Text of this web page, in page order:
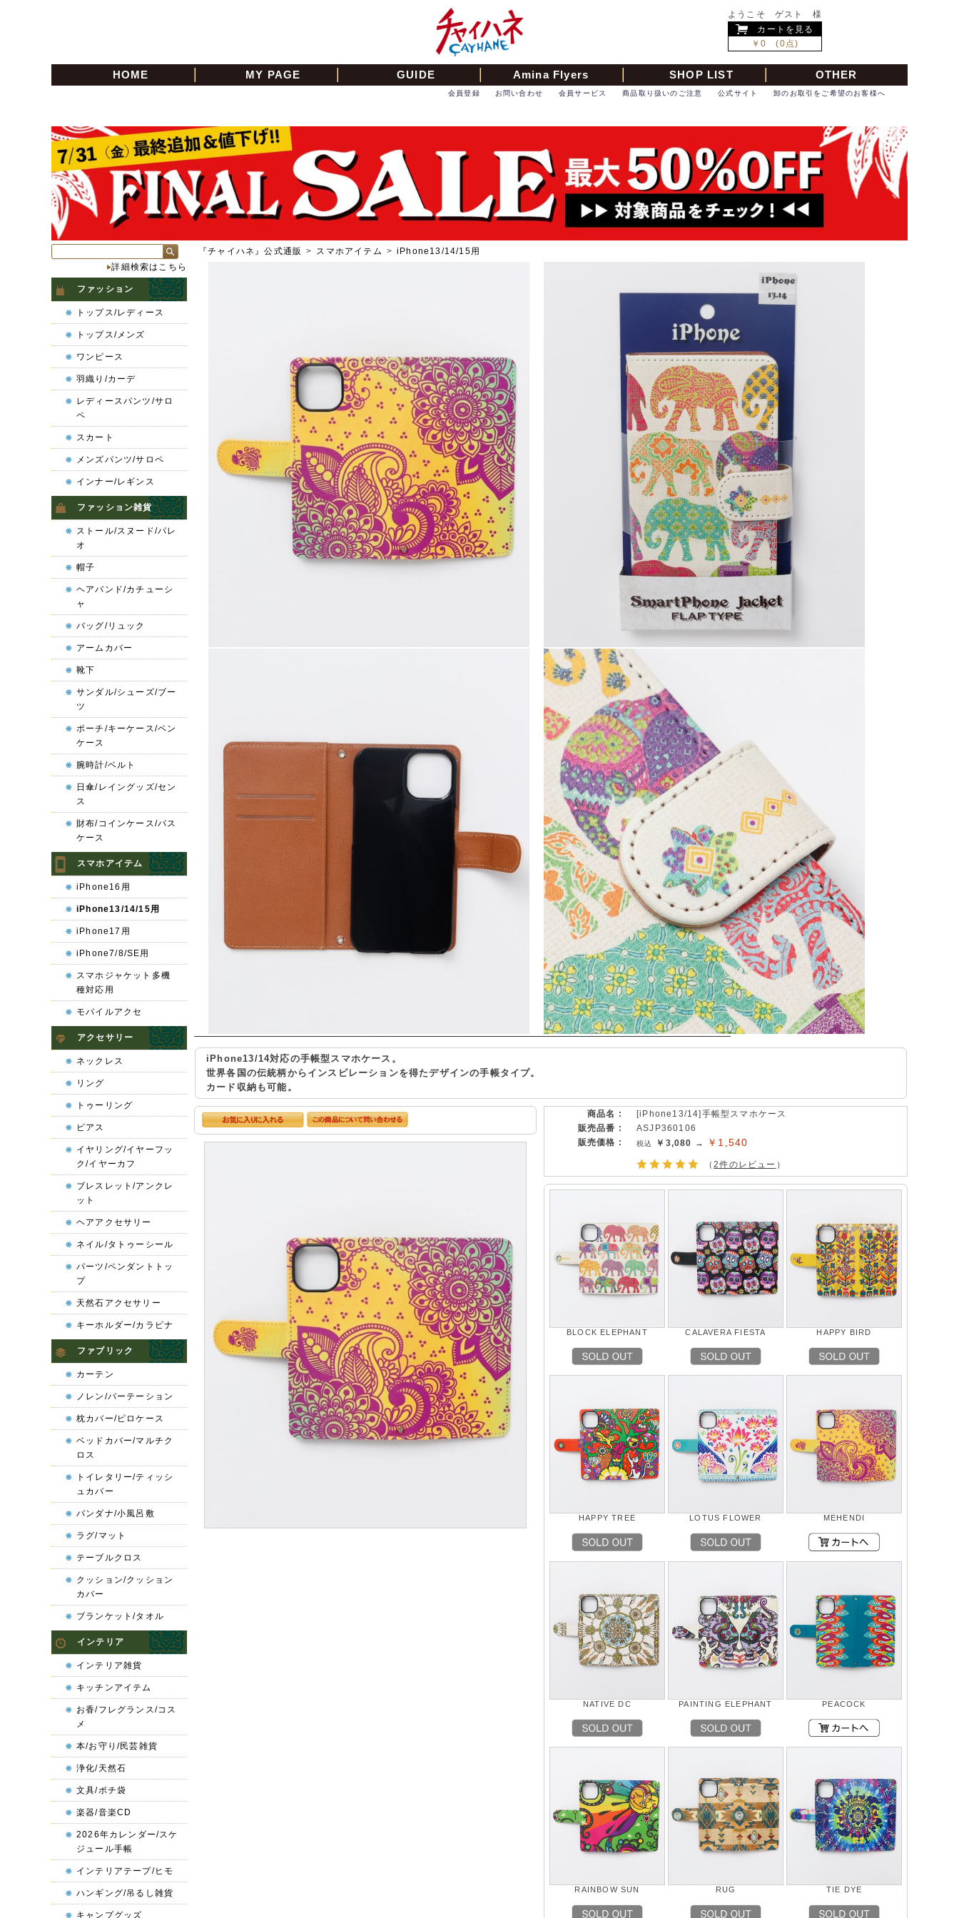
ようこそ ゲスト 様
カートを見る
￥0 (0点)
HOME MY PAGE GUIDE Amina Flyers SHOP LIST OTHER
卸のお取引をご希望のお客様へ
公式サイト
商品取り扱いのご注意
会員サービス
お問い合わせ
会員登録
『チャイハネ』公式通販 > スマホアイテム > iPhone13/14/15用
iPhone13/14対応の手帳型スマホケース。
世界各国の伝統柄からインスピレーションを得たデザインの手帳タイプ。
カード収納も可能。
商品名 :
[iPhone13/14]手帳型スマホケース
販売品番 :
ASJP360106
販売価格 :
￥3,080 → ￥1,540
（2件のレビュー ）
BLOCK ELEPHANT CALAVERA FIESTA HAPPY BIRD
HAPPY TREE LOTUS FLOWER MEHENDI
NATIVE DC PAINTING ELEPHANT PEACOCK
RAINBOW SUN RUG TIE DYE
詳細検索はこちら
ファッション
トップス/レディース
トップス/メンズ
ワンピース
羽織り/カーデ
レディースパンツ/サロ
ペ
スカート
メンズパンツ/サロペ
インナー/レギンス
ファッション雑貨
ストール/スヌード/パレ
オ
帽子
ヘアバンド/カチューシ
ャ
バッグ/リュック
アームカバー
靴下
サンダル/シューズ/ブー
ツ
ポーチ/キーケース/ペン
ケース
腕時計/ベルト
日傘/レイングッズ/セン
ス
財布/コインケース/パス
ケース
スマホアイテム
iPhone16用
iPhone13/14/15用
iPhone17用
iPhone7/8/SE用
スマホジャケット多機
種対応用
モバイルアクセ
アクセサリー
ネックレス
リング
トゥーリング
ピアス
イヤリング/イヤーフッ
ク/イヤーカフ
ブレスレット/アンクレ
ット
ヘアアクセサリー
ネイル/タトゥーシール
パーツ/ペンダントトッ
プ
天然石アクセサリー
キーホルダー/カラビナ
ファブリック
カーテン
ノレン/パーテーション
枕カバー/ピロケース
ベッドカバー/マルチク
ロス
トイレタリー/ティッシ
ュカバー
バンダナ/小風呂敷
ラグ/マット
テーブルクロス
クッション/クッション
カバー
ブランケット/タオル
インテリア
インテリア雑貨
キッチンアイテム
お香/フレグランス/コス
メ
本/お守り/民芸雑貨
浄化/天然石
文具/ポチ袋
楽器/音楽CD
2026年カレンダー/スケ
ジュール手帳
インテリアテープ/ヒモ
ハンギング/吊るし雑貨
キャンプグッズ